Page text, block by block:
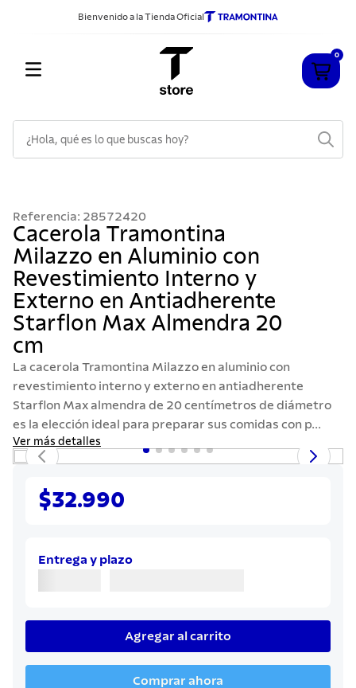
Bienvenido a la Tienda Oficial
0
Referencia: 28572420
Cacerola Tramontina
Milazzo en Aluminio con
Revestimiento Interno y
Externo en Antiadherente
Starflon Max Almendra 20
cm
La cacerola Tramontina Milazzo en aluminio con
revestimiento interno y externo en antiadherente
Starflon Max almendra de 20 centímetros de diámetro
es la elección ideal para preparar sus comidas con p...
Ver más detalles
$32.990
Entrega y plazo
Agregar al carrito
Comprar ahora
2.
sarten
3 .
cubiertos
4.
ollas
5.
acero inoxidable
6.
7.
442
8.
solar
9.
cuchillo
10. termo